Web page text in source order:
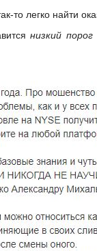
то легко найти
низкий